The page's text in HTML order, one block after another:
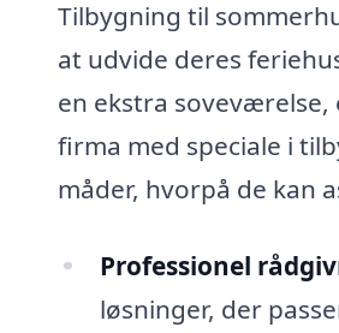
Tilbygning til
at udvide deres
en ekstra
firma med speciale i
måder, hvorpå de kan
Professionel
løsninger, der